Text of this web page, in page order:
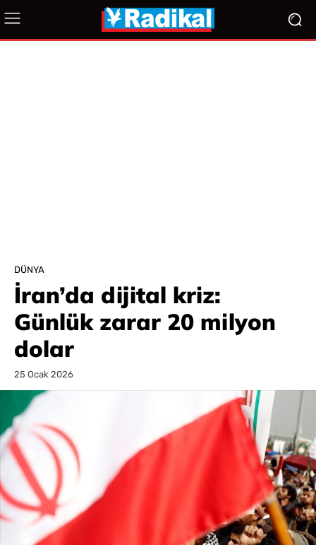
DÜNYA
İran’da dijital kriz:
Günlük zarar 20 milyon
dolar
25 Ocak 2026